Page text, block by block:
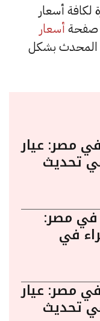
مميزة لكافة أسعار
صفحة أسعار
المحدث بشكل
مصر: عيار
في تحديث
في مصر:
6745 للشراء في
مصر: عيار
في تحديث